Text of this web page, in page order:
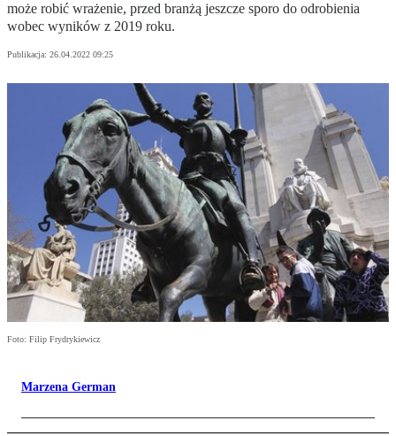
może robić wrażenie, przed branżą jeszcze sporo do odrobienia
wobec wyników z 2019 roku.
Publikacja: 26.04.2022 09:25
Foto: Filip Frydrykiewicz
Marzena German